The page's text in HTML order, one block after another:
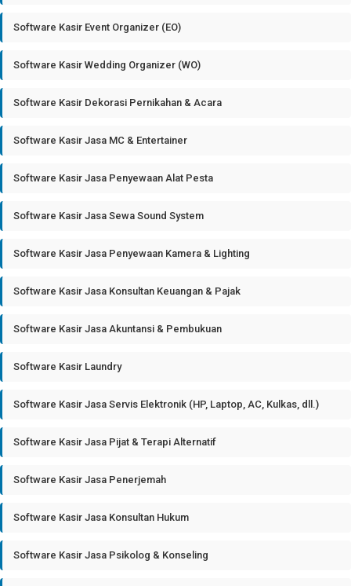
Software Kasir Event Organizer (EO)
Software Kasir Wedding Organizer (WO)
Software Kasir Dekorasi Pernikahan & Acara
Software Kasir Jasa MC & Entertainer
Software Kasir Jasa Penyewaan Alat Pesta
Software Kasir Jasa Sewa Sound System
Software Kasir Jasa Penyewaan Kamera & Lighting
Software Kasir Jasa Konsultan Keuangan & Pajak
Software Kasir Jasa Akuntansi & Pembukuan
Software Kasir Laundry
Software Kasir Jasa Servis Elektronik (HP, Laptop, AC, Kulkas, dll.)
Software Kasir Jasa Pijat & Terapi Alternatif
Software Kasir Jasa Penerjemah
Software Kasir Jasa Konsultan Hukum
Software Kasir Jasa Psikolog & Konseling